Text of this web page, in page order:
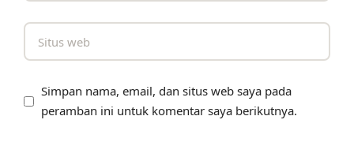
Simpan nama, email, dan situs web saya pada
peramban ini untuk komentar saya berikutnya.